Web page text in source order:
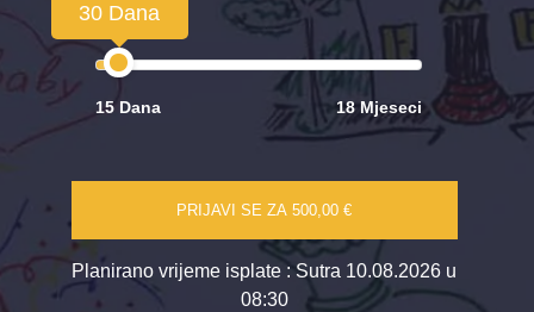
30 Dana
15 Dana 18 Mjeseci
PRIJAVI SE ZA500,00 €
Planirano vrijeme isplate : Sutra 10.08.2026 u
08:30